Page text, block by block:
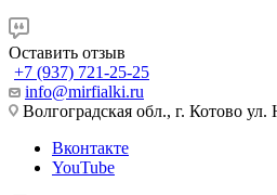
Оставить отзыв
+7 (937) 721-25-25
info@mirfialki.ru
Волгоградская обл., г. Котово ул.
Вконтакте
YouTube